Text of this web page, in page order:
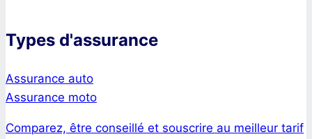
Types d'assurance
Assurance auto
Assurance moto
Comparez, être conseillé et souscrire au meilleur tarif